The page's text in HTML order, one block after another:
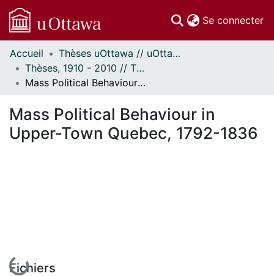
Se connecter
Communautés
et collections
Parcourir
À propos
Accueil
Thèses uOttawa // uOttawa Theses
Thèses, 1910 - 2010 // Theses, 1910 - 2010
Mass Political Behaviour in Upper-Town Quebec, 1792-1836
Mass Political Behaviour in
Upper-Town Quebec, 1792-1836
En cours de chargement...
Fichiers